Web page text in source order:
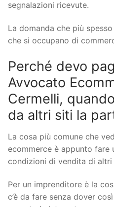
segnalazioni ricevute.
La domanda che più
che si occupano di
Perché devo
Avvocato
Cermelli,
da altri siti la
La cosa più comune che
ecommerce è appunto fare
condizioni di vendita di altri
Per un imprenditore è la
c’è da fare senza dover